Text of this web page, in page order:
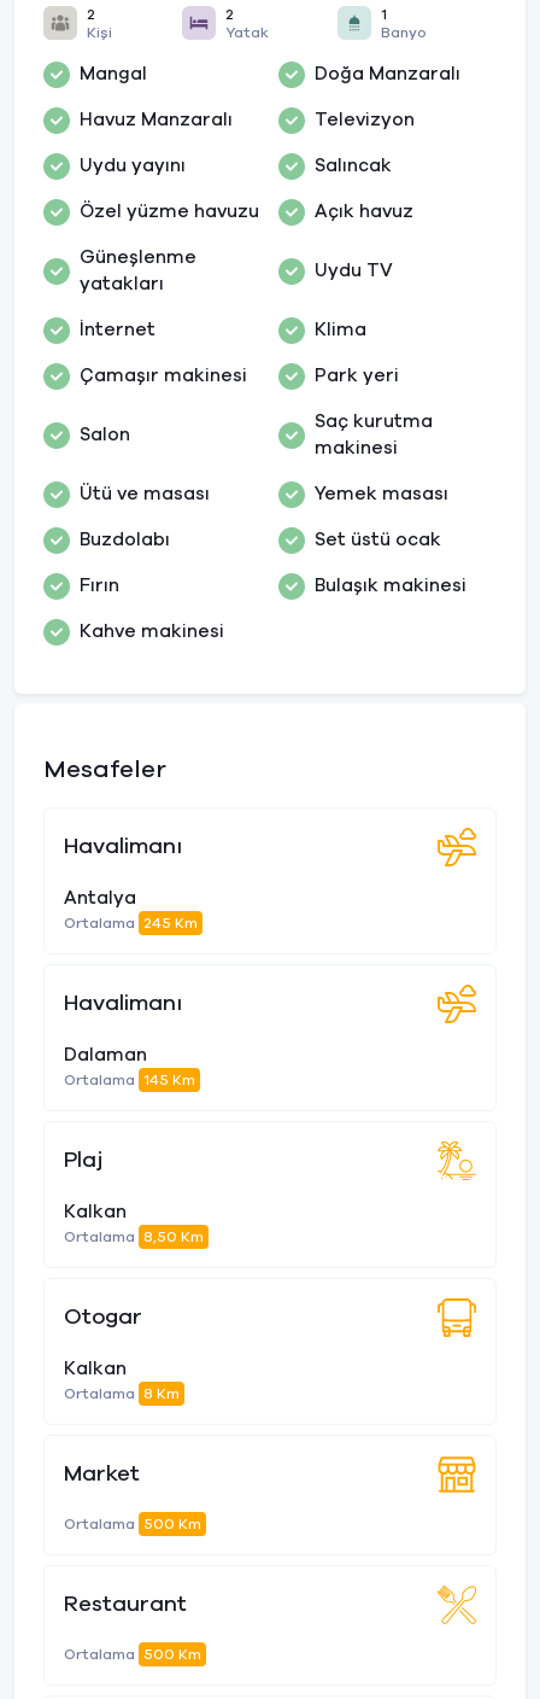
2
Kişi
2
Yatak
1
Banyo
Mangal Doğa Manzaralı
Havuz Manzaralı Televizyon
Uydu yayını Salıncak
Özel yüzme havuzu Açık havuz
Güneşlenme
yatakları
Uydu TV
İnternet Klima
Çamaşır makinesi Park yeri
Salon
Saç kurutma
makinesi
Ütü ve masası Yemek masası
Buzdolabı Set üstü ocak
Fırın Bulaşık makinesi
Kahve makinesi
Mesafeler
Havalimanı
Antalya
Ortalama 245 Km
Havalimanı
Dalaman
Ortalama 145 Km
Plaj
Kalkan
Ortalama 8,50 Km
Otogar
Kalkan
Ortalama 8 Km
Market
Ortalama 500 Km
Restaurant
Ortalama 500 Km